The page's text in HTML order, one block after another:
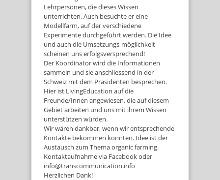
Lehrpersonen, die dieses Wissen
unterrichten. Auch besuchte er eine
Modellfarm, auf der verschiedene
Experimente durchgeführt werden. Die Idee
und auch die Umsetzungs-möglichkeit
scheinen uns erfolgsversprechend!
Der Koordinator wird die Informationen
sammeln und sie anschliessend in der
Schweiz mit dem Präsidenten besprechen.
Hier ist LivingEducation auf die
Freunde/Innen angewiesen, die auf diesem
Gebiet arbeiten und uns mit ihrem Wissen
unterstützen würden.
Wir wären dankbar, wenn wir entsprechende
Kontakte bekommen könnten. Idee ist der
Austausch zum Thema organic farming.
Kontaktaufnahme via Facebook oder
info@transcommunication.info
Herzlichen Dank!